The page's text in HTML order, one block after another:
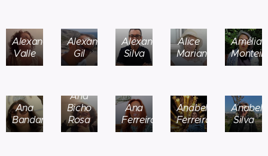
Alexandra
Valle
Alexandre
Gil
Alexandre
Silva
Alice
Mariano
Amélia
Ana
Bandarra
Ana
Bicho
Rosa
Ana
Ferreira
Anabela
Ferreira
Anabela
Silva